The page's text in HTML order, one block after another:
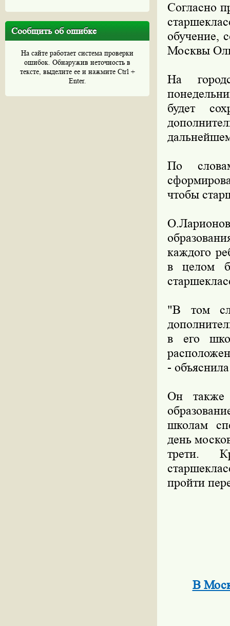
Сообщить об ошибке
На сайте работает система проверки
ошибок. Обнаружив неточность в
тексте, выделите ее и нажмите Ctrl +
Enter.
Согласно
обучение,
Москвы
На
будет
По
чтобы
каждого
в целом
"В том
в его
-
Он также
школам
день
трети.
пройти
В